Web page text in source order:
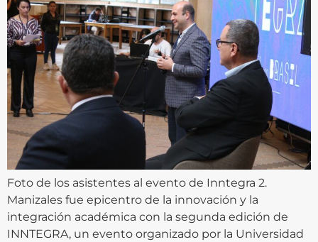
Foto de los asistentes al evento de Inntegra 2.
Manizales fue epicentro de la innovación y la
integración académica con la segunda edición de
INNTEGRA, un evento organizado por la Universidad